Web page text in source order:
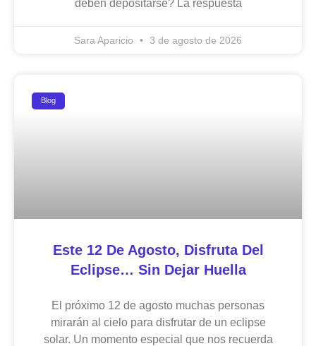
deben depositarse? La respuesta
Sara Aparicio 3 de agosto de 2026
Blog
Este 12 De Agosto, Disfruta Del
Eclipse… Sin Dejar Huella
El próximo 12 de agosto muchas personas
mirarán al cielo para disfrutar de un eclipse
solar. Un momento especial que nos recuerda